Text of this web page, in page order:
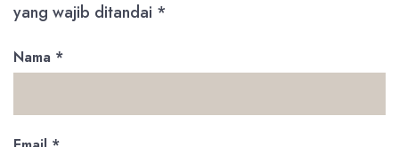
yang wajib ditandai *
Nama *